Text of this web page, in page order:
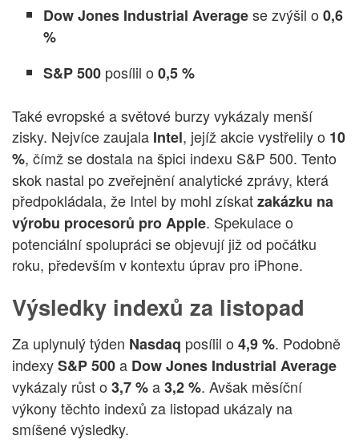
Dow Jones Industrial Averagese zvýšil o 0,6
%
S&P 500posílil o 0,5 %
Také evropské a světové burzy vykázaly menší
zisky. Nejvíce zaujala Intel, jejíž akcie vystřelily o 10
%, čímž se dostala na špici indexu S&P 500. Tento
skok nastal po zveřejnění analytické zprávy, která
předpokládala, že Intel by mohl získatzakázku na
výrobu procesorů pro Apple. Spekulace o
potenciální spolupráci se objevují již od počátku
roku, především v kontextu úprav pro iPhone.
Výsledky indexů za listopad
Za uplynulý týden Nasdaq posílil o 4,9 %. Podobně
indexyS&P 500a Dow Jones Industrial Average
vykázaly růst o 3,7 %a3,2 %. Avšak měsíční
výkony těchto indexů za listopad ukázaly na
smíšené výsledky.